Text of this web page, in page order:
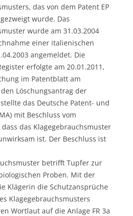
das von dem Patent EP
wurde. Das
wurde am 31.03.2004
einer italienischen
angemeldet. Die
erfolgte am 20.01.2011,
im Patentblatt am
Löschungsantrag der
das Deutsche Patent- und
mit Beschluss vom
dass das Klagegebrauchsmuster
ist. Der Beschluss ist
betrifft Tupfer zur
Proben. Mit der
Klägerin die Schutzansprüche
Klagegebrauchsmusters
Wortlaut auf die Anlage FR 3a